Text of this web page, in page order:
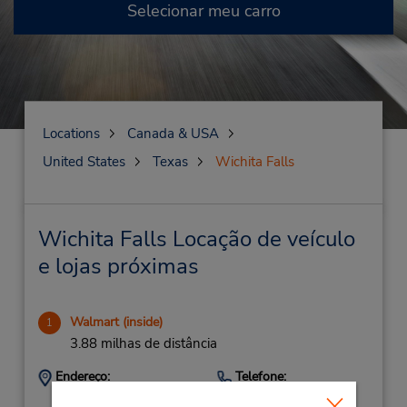
Selecionar meu carro
Locations
Canada & USA
United States
Texas Wichita Falls
Wichita Falls Locação de veículo
e lojas próximas
1 Walmart (inside)
3.88 milhas de distância
Endereço:
Telefone: